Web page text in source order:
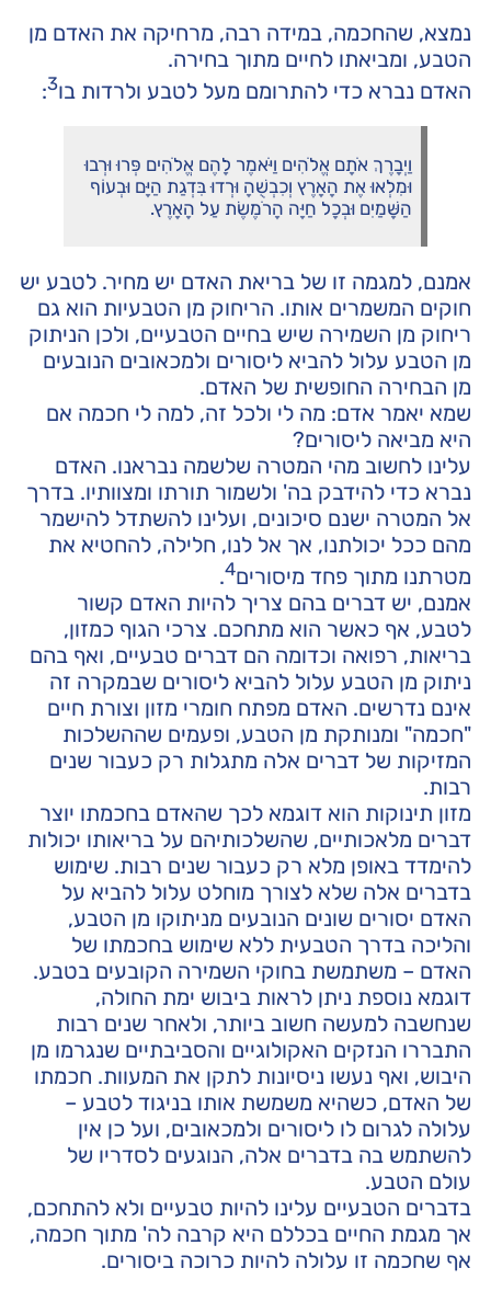
נמצא, שהחכמה, במידה רבה, מרחיקה את האדם מן
הטבע, ומביאתו לחיים מתוך בחירה.
האדם נברא כדי להתרומם מעל לטבע ולרדות בו3
:
וַיְבָרֶךְ אֹתָם אֱלֹהִים וַיֹּאמֶר לָהֶם אֱלֹהִים פְּרוּ וּרְבוּ
וּמִלְאוּ אֶת הָאָרֶץ וְכִבְשֻׁהָ וּרְדוּ בִּדְגַת הַיָּם וּבְעוֹף
הַשָּׁמַיִם וּבְכָל חַיָּה הָרֹמֶשֶׂת עַל הָאָרֶץ.
אמנם, למגמה זו של בריאת האדם יש מחיר. לטבע יש
חוקים המשמרים אותו. הריחוק מן הטבעיות הוא גם
ריחוק מן השמירה שיש בחיים הטבעיים, ולכן הניתוק
מן הטבע עלול להביא ליסורים ולמכאובים הנובעים
מן הבחירה החופשית של האדם.
שמא יאמר אדם: מה לי ולכל זה, למה לי חכמה אם
היא מביאה ליסורים?
עלינו לחשוב מהי המטרה שלשמה נבראנו. האדם
נברא כדי להידבק בה' ולשמור תורתו ומצוותיו. בדרך
אל המטרה ישנם סיכונים, ועלינו להשתדל להישמר
מהם ככל יכולתנו, אך אל לנו, חלילה, להחטיא את
מטרתנו מתוך פחד מיסורים4
.
אמנם, יש דברים בהם צריך להיות האדם קשור
לטבע, אף כאשר הוא מתחכם. צרכי הגוף כמזון,
בריאות, רפואה וכדומה הם דברים טבעיים, ואף בהם
ניתוק מן הטבע עלול להביא ליסורים שבמקרה זה
אינם נדרשים. האדם מפתח חומרי מזון וצורת חיים
"חכמה" ומנותקת מן הטבע, ופעמים שההשלכות
המזיקות של דברים אלה מתגלות רק כעבור שנים
רבות.
מזון תינוקות הוא דוגמא לכך שהאדם בחכמתו יוצר
דברים מלאכותיים, שהשלכותיהם על בריאותו יכולות
להימדד באופן מלא רק כעבור שנים רבות. שימוש
בדברים אלה שלא לצורך מוחלט עלול להביא על
האדם יסורים שונים הנובעים מניתוקו מן הטבע,
והליכה בדרך הטבעית ללא שימוש בחכמתו של
האדם – משתמשת בחוקי השמירה הקובעים בטבע.
דוגמא נוספת ניתן לראות ביבוש ימת החולה,
שנחשבה למעשה חשוב ביותר, ולאחר שנים רבות
התבררו הנזקים האקולוגיים והסביבתיים שנגרמו מן
היבוש, ואף נעשו ניסיונות לתקן את המעוות. חכמתו
של האדם, כשהיא משמשת אותו בניגוד לטבע –
עלולה לגרום לו ליסורים ולמכאובים, ועל כן אין
להשתמש בה בדברים אלה, הנוגעים לסדריו של
עולם הטבע.
בדברים הטבעיים עלינו להיות טבעיים ולא להתחכם,
אך מגמת החיים בכללם היא קרבה לה' מתוך חכמה,
אף שחכמה זו עלולה להיות כרוכה ביסורים.